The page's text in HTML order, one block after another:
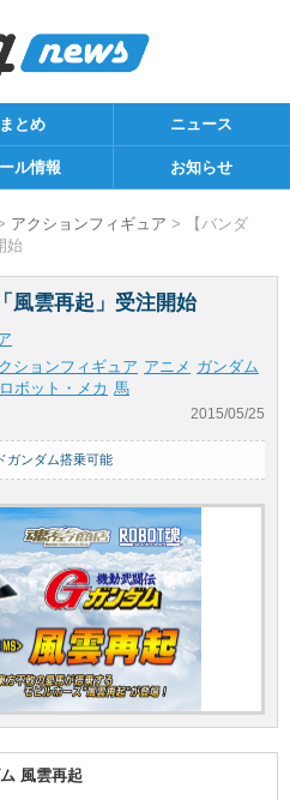
まとめ ニュース
ル情報 お知らせ
アクションフィギュア > 【バンダ
始
風雲再起」受注開始
ションフィギュア アニメ ガンダム
ロボット・メカ 馬
2015/05/25
ガンダム搭乗可能
風雲再起